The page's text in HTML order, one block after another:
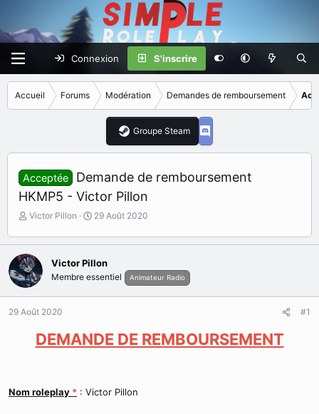
Connexion S'inscrire
Accueil Forums Modération Demandes de remboursement
Groupe Steam
Acceptée
Demande de remboursement
HKMP5 - Victor Pillon
I
i
t
i
a
u
d
Victor Pillon
D
t
d
e
t
29 Août 2020
Victor Pillon
Membre essentiel Animateur Radio
29 Août 2020 #1
DEMANDE DE REMBOURSEMENT
Nom roleplay * : Victor Pillon